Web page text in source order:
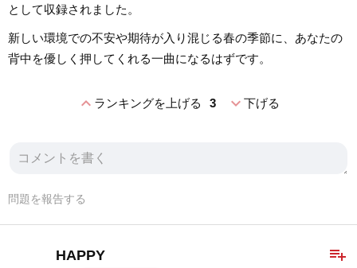
として収録されました。
新しい環境での不安や期待が入り混じる春の季節に、あなたの
背中を優しく押してくれる一曲になるはずです。
expand_lessランキングを上げる 3 expand_more下げる
問題を報告する
playlist_add
HAPPY